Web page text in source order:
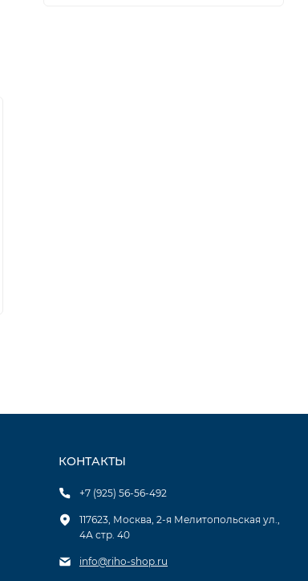
КОНТАКТЫ
+7 (925) 56-56-492
117623, Москва, 2-я Мелитопольская ул.,
4А стр. 40
info@riho-shop.ru